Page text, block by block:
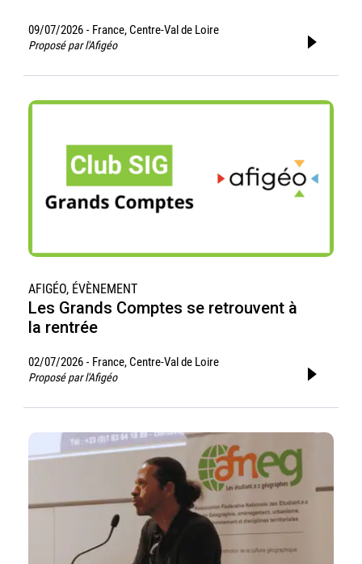
09/07/2026 - France, Centre-Val de Loire
Proposé par l'Afigéo
AFIGÉO, ÉVÈNEMENT
Les Grands Comptes se retrouvent à
la rentrée
02/07/2026 - France, Centre-Val de Loire
Proposé par l'Afigéo